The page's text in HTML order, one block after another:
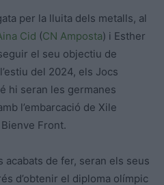
per la lluita dels metalls, al
Cid (CN Amposta) i Esther
el seu objectiu de
del 2024, els Jocs
hi seran les germanes
l’embarcació de Xile
Front.
acabats de fer, seran els seus
d’obtenir el diploma olímpic